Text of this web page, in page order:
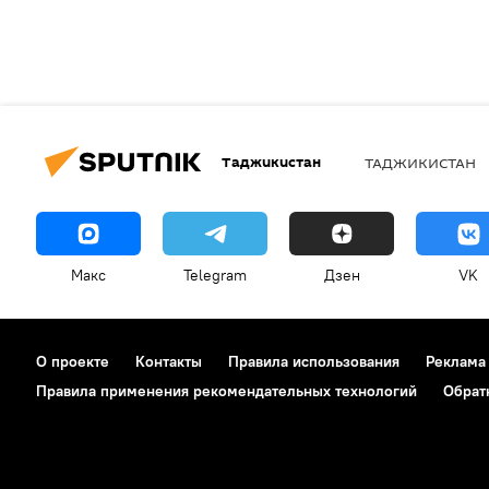
Таджикистан ТАДЖИКИСТАН
Макс Telegram Дзен VK
О проекте Контакты Правила использования Реклама
Правила применения рекомендательных технологий